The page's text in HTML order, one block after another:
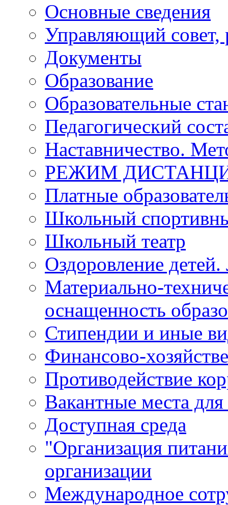
Основные сведения
Управляющий совет,
Документы
Образование
Образовательные
Педагогический
Наставничество.
РЕЖИМ
Платные
Школьный
Школьный театр
Оздоровление детей.
Материально-
оснащенность
Стипендии и иные
Финансово-
Противодействие
Вакантные места
Доступная среда
"Организация
организации
Международное